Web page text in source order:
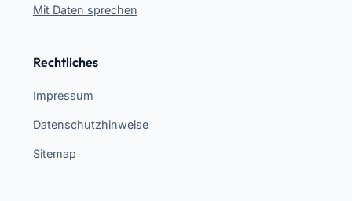
Mit Daten sprechen
Rechtliches
Impressum
Datenschutzhinweise
Sitemap